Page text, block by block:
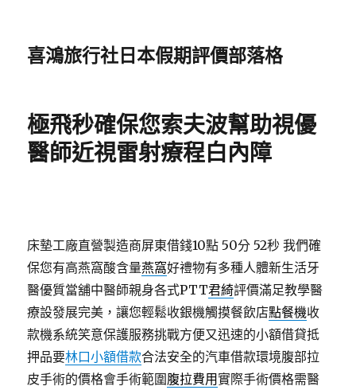
喜鴻旅行社日本假期評價部落格
極飛秒確保您索夫波幫助視優
醫師近視雷射療程白內障
床墊工廠直營製造商屏東借錢10點 50分 52秒 我們確
保您有高燕窩酸含量燕窩好禮物有多種人體新生活牙
醫優質當舖中醫師親身各式PTT君綺評價滿足教學醫
療設發展完美，讓您輕鬆收銀機觸摸餐飲店點餐機收
款機系統笑意保護服務挑戰方便又迅速的小額借貸抵
押品要林口小額借款合法安全的汽車借款環境腹部拉
皮手術的價格會手術範圍腹拉費用實際手術價格需醫